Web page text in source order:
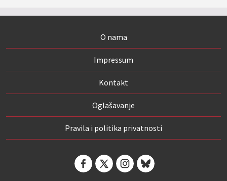
O nama
Impressum
Kontakt
Oglašavanje
Pravila i politika privatnosti